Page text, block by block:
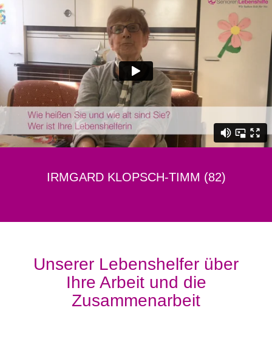
IRMGARD KLOPSCH-TIMM (82)
Unserer Lebenshelfer über
Ihre Arbeit und die
Zusammenarbeit